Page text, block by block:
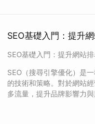
SEO基礎入門：提升
SEO基礎入門：提升網站
SEO（搜尋引擎優化）是
的技術和策略。對於網站
多流量，提升品牌影響力與